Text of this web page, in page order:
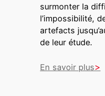
surmonter la
l’impossibilité,
artefacts
de leur étude.
En savoir plus